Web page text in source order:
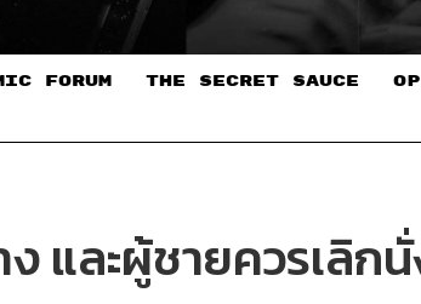
FORUM THE SECRET SAUCE​
และผู้ชายควรเลิก